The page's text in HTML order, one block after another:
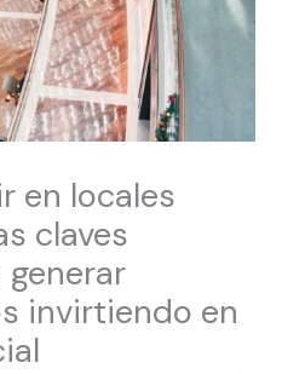
en locales
claves
invirtiendo en